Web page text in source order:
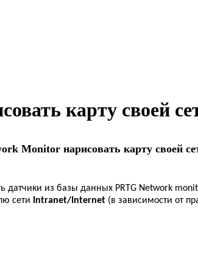
карту своей
Monitor нарисовать карту своей
из базы данных PRTG Network
сети Intranet/Internet (в зависимости от